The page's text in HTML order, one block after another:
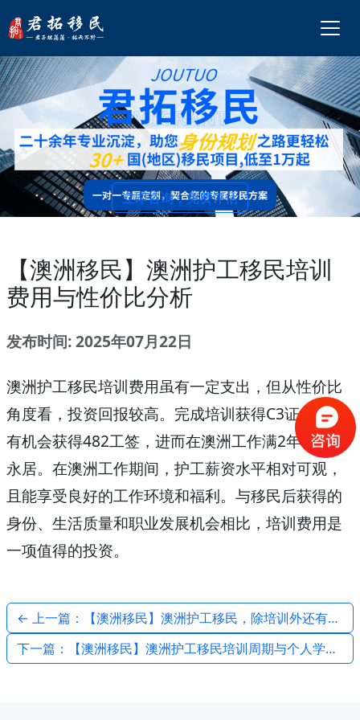
立即咨询，免费评估
【澳洲移民】澳洲护工移民培训
费用与性价比分析
发布时间: 2025年07月22日
澳洲护工移民培训费用虽有一定支出，但从性价比
角度看，投资回报较高。完成培训获得C3证书后，
有机会获得482工签，进而在澳洲工作满2年转186
永居。在澳洲工作期间，护工薪资水平相对可观，
且能享受良好的工作环境和福利。与移民后获得的
身份、生活质量和职业发展机会相比，培训费用是
一项值得的投资。
← 上一篇：【澳洲移民】澳洲护工移民，除培训外还有哪些前期投入？
下一篇：【澳洲移民】澳洲护工移民培训周期与个人学习进度关系 →